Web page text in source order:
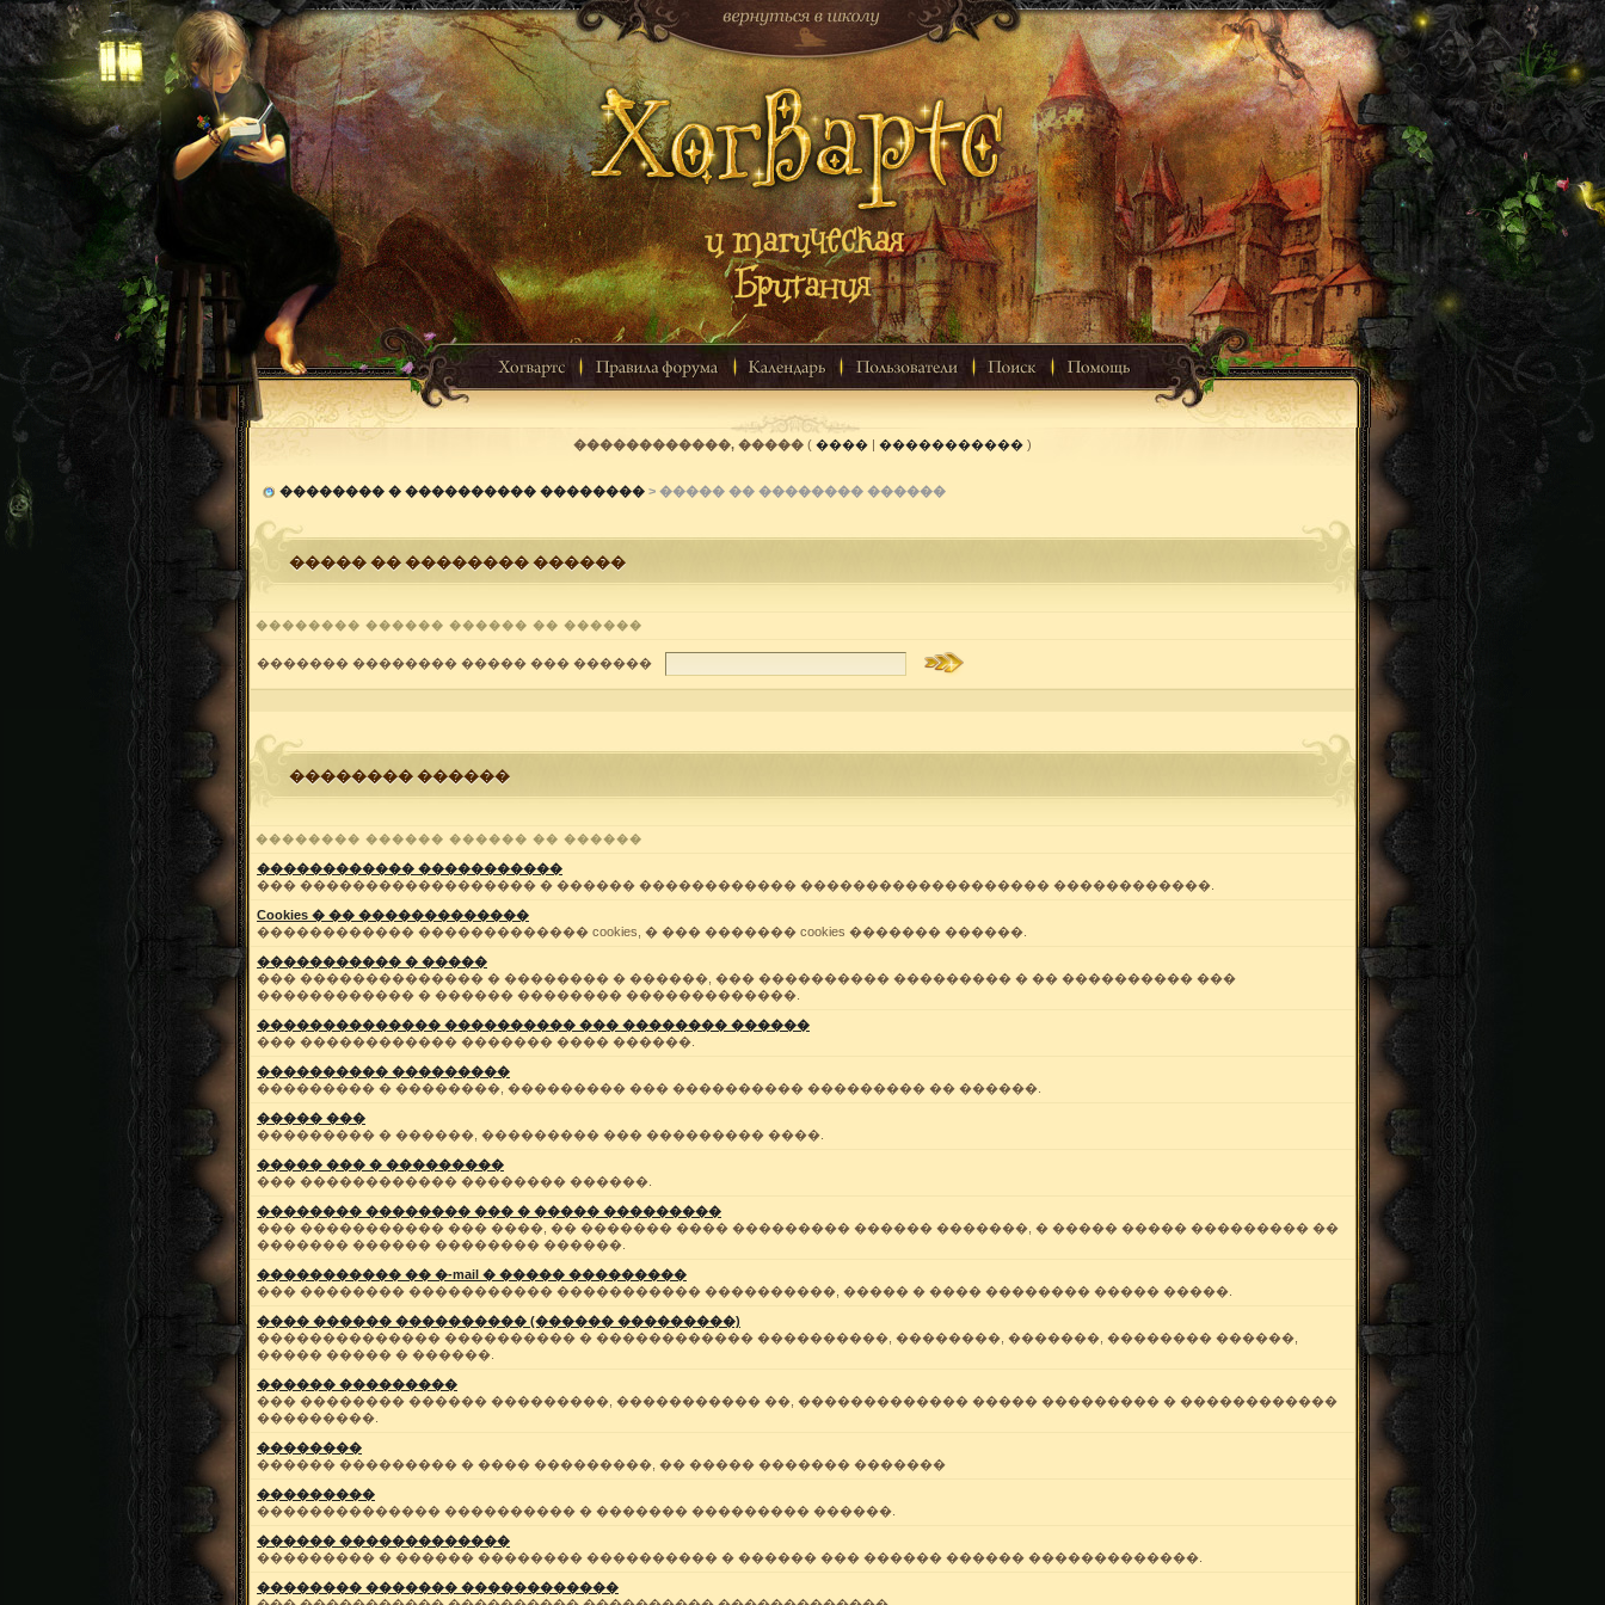
������������, ����� ( ���� | ����������� )
�������� � ���������� �������� > ����� �� �������� ������
����� �� �������� ������
�������� ������ ������ �� ������
������� �������� ����� ��� ������
�������� ������
�������� ������ ������ �� ������
������������ �����������
��� ������������������ � ������ ������������ ������������������� ������������.
Cookies � �� �������������
������������ ������������� cookies, � ��� ������� cookies ������� ������.
����������� � �����
��� �������������� � �������� � ������, ��� ���������� ��������� � �� ���������� ���
������������ � ������ �������� �������������.
�������������� ���������� ��� �������� ������
��� ������������ ������� ���� ������.
���������� ���������
��������� � ��������, ��������� ��� ���������� ��������� �� ������.
����� ���
��������� � ������, ��������� ��� ��������� ����.
����� ��� � ���������
��� ������������ �������� ������.
�������� �������� ��� � ����� ���������
��� ����������� ��� ����, �� ������� ���� ��������� ������ �������, � ����� ����� ��������� ��
������� ������ �������� ������.
����������� �� �-mail � ����� ���������
��� �������� ����������� ����������� ����������, ����� � ���� �������� ����� �����.
���� ������ ���������� (������ ���������)
�������������� ���������� � ������������ ����������, ��������, �������, �������� ������,
����� ����� � ������.
������ ���������
��� �������� ������ ���������, ����������� ��, ������������� ����� ��������� � ������������
���������.
��������
������ ��������� � ���� ���������, �� ����� ������� �������
���������
�������������� ���������� � ������� ��������� ������.
������ �������������
��������� � ������ �������� ���������� � ������ ��� ������ ������ �������������.
�������� ������� ������������